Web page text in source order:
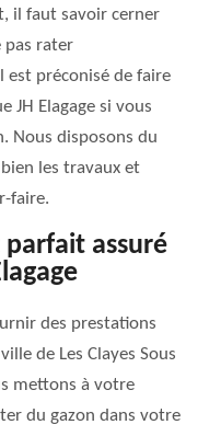
il faut savoir cerner
pas rater
est préconisé de faire
JH Elagage si vous
Nous disposons du
les travaux et
faire.
assuré
des prestations
de Les Clayes Sous
mettons à votre
du gazon dans votre